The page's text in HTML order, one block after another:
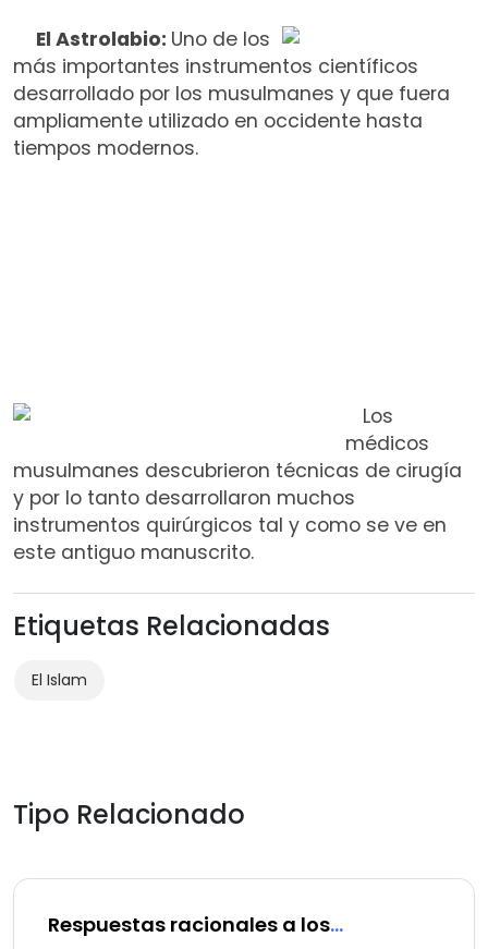
El Astrolabio: Uno de los
más importantes instrumentos científicos
desarrollado por los musulmanes y que fuera
ampliamente utilizado en occidente hasta
tiempos modernos.
Los
médicos
musulmanes descubrieron técnicas de cirugía
y por lo tanto desarrollaron muchos
instrumentos quirúrgicos tal y como se ve en
este antiguo manuscrito.
Etiquetas Relacionadas
El Islam
Tipo Relacionado
Respuestas racionales a los